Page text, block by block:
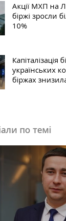
Акції МХП на
біржі зросли
10%
Капіталізація
українських
біржах
по темі